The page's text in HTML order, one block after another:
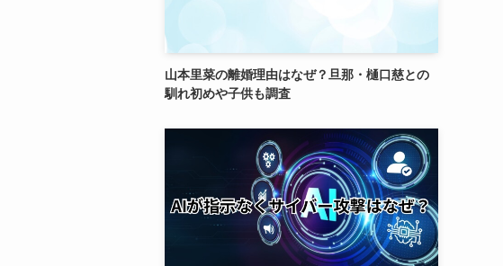
山本里菜の離婚理由はなぜ？旦那・樋口慈との
馴れ初めや子供も調査